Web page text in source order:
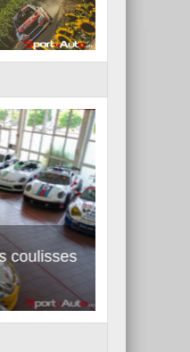
coulisses